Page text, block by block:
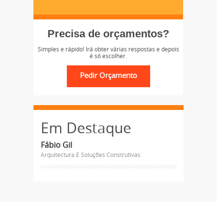
Precisa de orçamentos?
Simples e rápido! Irá obter várias respostas e depois
é só escolher.
Em Destaque
Fábio Gil
Arquitectura E Soluções Construtivas